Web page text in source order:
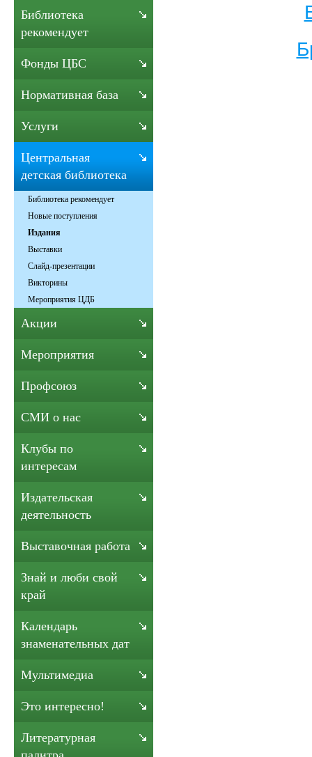
Библиотека
рекомендует
Фонды ЦБС
Нормативная база
Услуги
Центральная
детская библиотека
Библиотека рекомендует
Новые поступления
Издания
Выставки
Слайд-презентации
Викторины
Мероприятия ЦДБ
Акции
Мероприятия
Профсоюз
СМИ о нас
Клубы по
интересам
Издательская
деятельность
Выставочная работа
Знай и люби свой
край
Календарь
знаменательных дат
Мультимедиа
Это интересно!
Литературная